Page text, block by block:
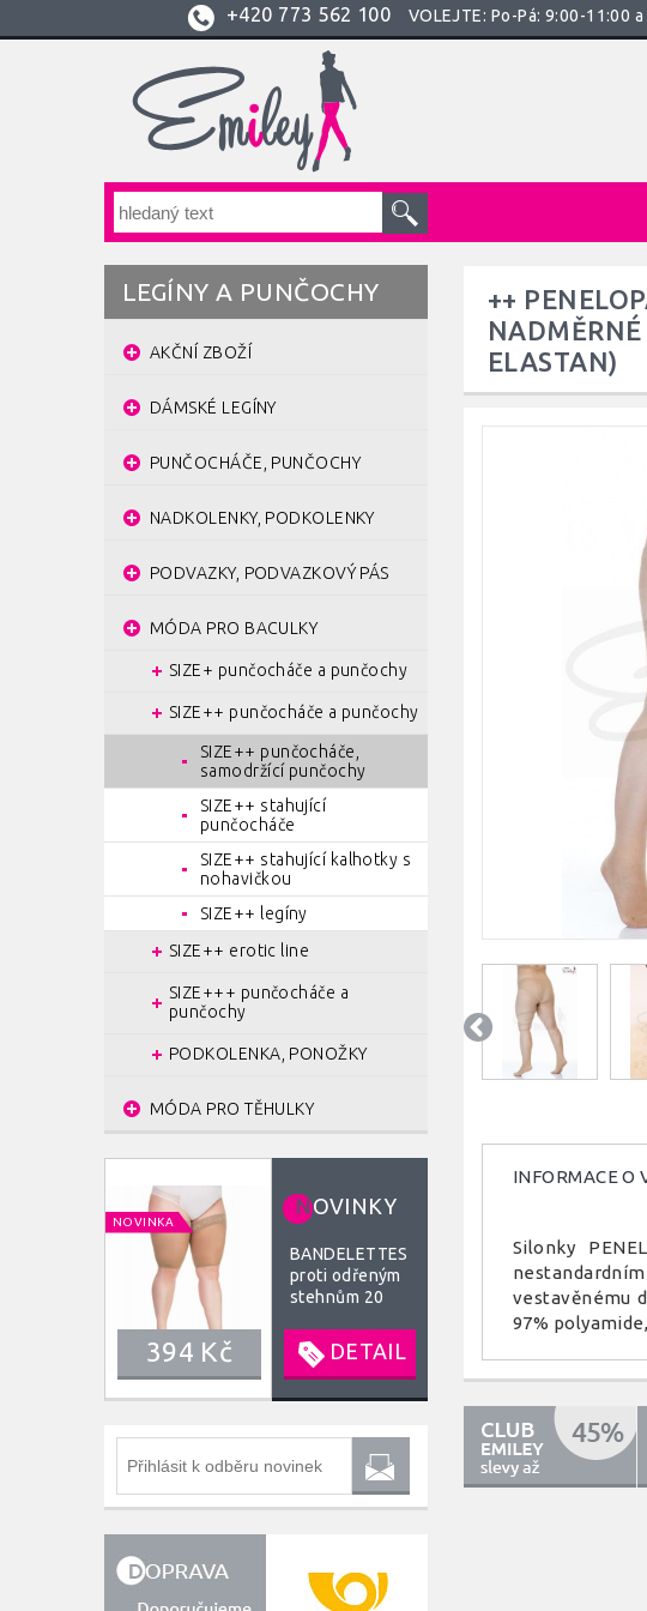
+420 773 562 100 VOLEJTE: Po-Pá: 9:00-11:00
LEGÍNY A PUNČOCHY
AKČNÍ ZBOŽÍ
DÁMSKÉ LEGÍNY
PUNČOCHÁČE, PUNČOCHY
NADKOLENKY, PODKOLENKY
PODVAZKY, PODVAZKOVÝ PÁS
MÓDA PRO BACULKY
SIZE+ punčocháče a punčochy
SIZE++ punčocháče a punčochy
SIZE++ punčocháče,
samodržící punčochy
SIZE++ stahující
punčocháče
SIZE++ stahující kalhotky s
nohavičkou
SIZE++ legíny
SIZE++ erotic line
SIZE+++ punčocháče a
punčochy
PODKOLENKA, PONOŽKY
MÓDA PRO TĚHULKY
NOVINKY
BANDELETTES
proti odřeným
stehnům 20
NOVINKA
394 Kč DETAIL
++
ELASTAN)
INFORMACE O
Silonky
vestavěnému
97%